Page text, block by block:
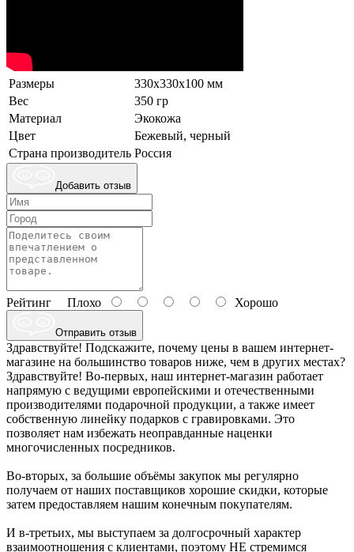
Размеры
330х330х100 мм
Вес
350 гр
Материал
Экокожа
Цвет
Бежевый, черный
Страна производитель Россия
Добавить отзыв
Рейтинг Плохо Хорошо
Отправить отзыв
Здравствуйте! Подскажите, почему цены в вашем интернет-
магазине на большинство товаров ниже, чем в других местах?
Здравствуйте! Во-первых, наш интернет-магазин работает
напрямую с ведущими европейскими и отечественными
производителями подарочной продукции, а также имеет
собственную линейку подарков с гравировками. Это
позволяет нам избежать неоправданные наценки
многочисленных посредников.
Во-вторых, за большие объёмы закупок мы регулярно
получаем от наших поставщиков хорошие скидки, которые
затем предоставляем нашим конечным покупателям.
И в-третьих, мы выступаем за долгосрочный характер
взаимоотношения с клиентами, поэтому НЕ стремимся